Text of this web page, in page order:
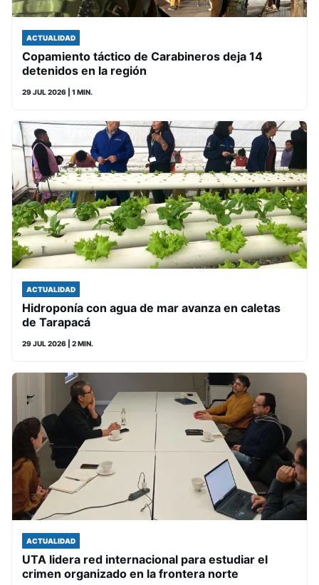
ACTUALIDAD
Copamiento táctico de Carabineros deja 14
detenidos en la región
29 JUL 2026 | 1 MIN.
ACTUALIDAD
Hidroponía con agua de mar avanza en caletas
de Tarapacá
29 JUL 2026 | 2 MIN.
ACTUALIDAD
UTA lidera red internacional para estudiar el
crimen organizado en la frontera norte